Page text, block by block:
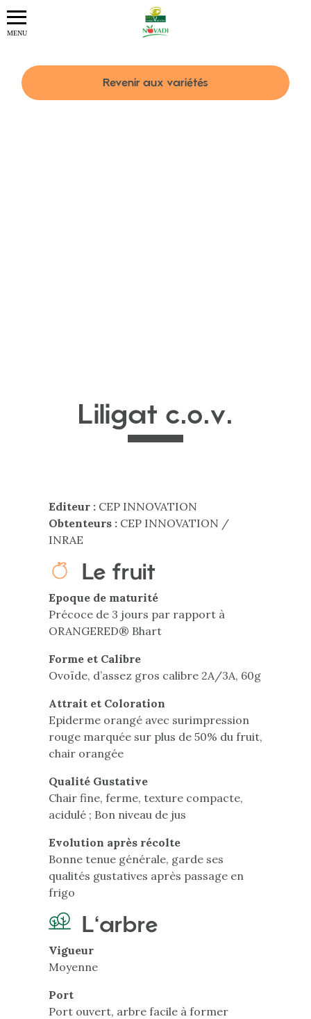
Revenir aux variétés
Liligat c.o.v.
Editeur :CEP INNOVATION
Obtenteurs :CEP INNOVATION /
INRAE
Le fruit
Epoque de maturité
Précoce de 3 jours par rapport à
ORANGERED® Bhart
Forme et Calibre
Ovoïde, d’assez gros calibre 2A/3A, 60g
Attrait et Coloration
Epiderme orangé avec surimpression
rouge marquée sur plus de 50% du fruit,
chair orangée
Qualité Gustative
Chair fine, ferme, texture compacte,
acidulé ; Bon niveau de jus
Evolution après récolte
Bonne tenue générale, garde ses
qualités gustatives après passage en
frigo
L'arbre
Vigueur
Moyenne
Port
Port ouvert, arbre facile à former